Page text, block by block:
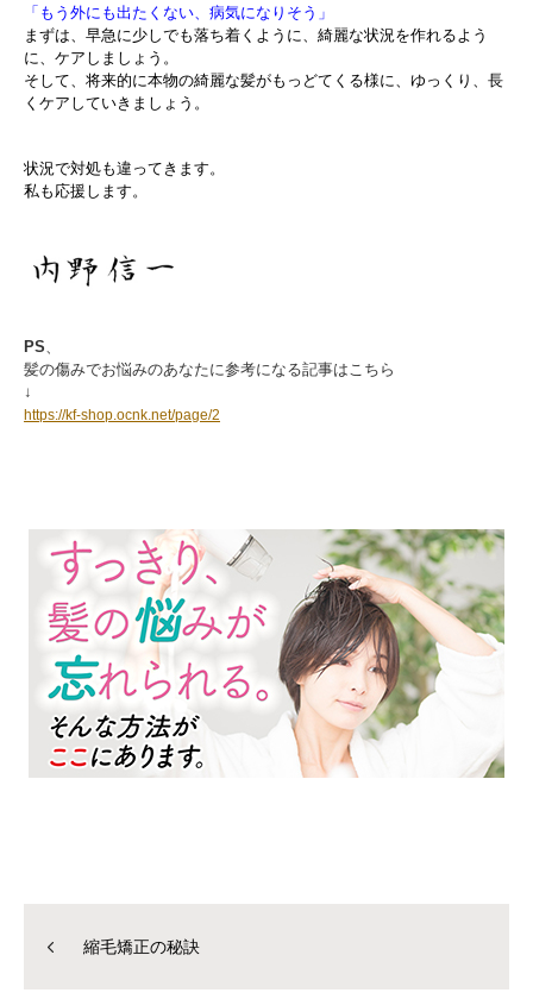
「もう外にも出たくない、病気になりそう」
まずは、早急に少しでも落ち着くように、綺麗な状況を作れるよう
に、ケアしましょう。
そして、将来的に本物の綺麗な髪がもっどてくる様に、ゆっくり、長
くケアしていきましょう。
状況で対処も違ってきます。
私も応援します。
PS
髪の傷みでお悩みのあなたに参考になる記事はこちら
↓
https://kf-shop.ocnk.net/page/2
縮毛矯正の秘訣